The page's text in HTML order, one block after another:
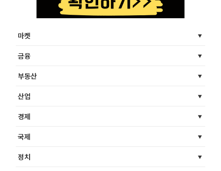
마켓
금융
부동산
산업
경제
국제
정치